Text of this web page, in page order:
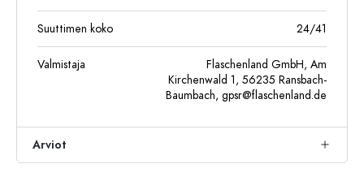
Suuttimen koko 24/41
Valmistaja
Flaschenland GmbH, Am
Kirchenwald 1, 56235 Ransbach-
Baumbach, gpsr@flaschenland.de
Arviot